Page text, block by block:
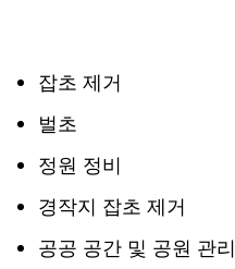
잡초 제거
벌초
정원 정비
경작지 잡초 제거
공공 공간 및 공원 관리